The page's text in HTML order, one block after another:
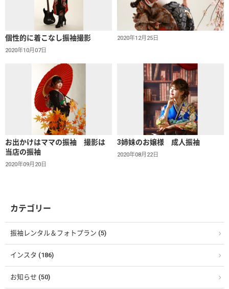
個性的に着こなし振袖撮影
2020年10月07日
2020年12月25日
お出かけはママの振袖 撮影は
当店の振袖
2020年09月20日
3姉妹のお嬢様 成人振袖
2020年08月22日
カテゴリー
振袖レンタル＆フォトプラン (5)
インスタ (186)
お知らせ (50)